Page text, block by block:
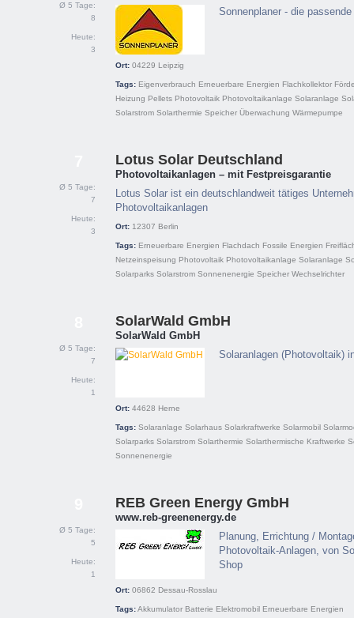
Ø 5 Tage:
8
Heute:
3
Sonnenplaner - die
Ort: 04229 Leipzig
Tags: Eigenverbrauch Erneuerbare Energien Flachkollektor
Heizung Pellets Photovoltaik Photovoltaikanlage Solaranlage
Solarstrom Solarthermie Speicher Überwachung Wärmepumpe
Ø 5 Tage:
7
Heute:
3
Lotus Solar Deutschland
Photovoltaikanlagen – mit Festpreisgarantie
Lotus Solar ist ein deutschlandweit tätiges
Photovoltaikanlagen
Ort: 12307 Berlin
Tags: Erneuerbare Energien Flachdach Fossile Energien
Netzeinspeisung Photovoltaik Photovoltaikanlage Solaranlage
Solarparks Solarstrom Sonnenenergie Speicher Wechselrichter
Ø 5 Tage:
7
Heute:
1
SolarWald GmbH
SolarWald GmbH
Solaranlagen (Photovoltaik)
Ort: 44628 Herne
Tags: Solaranlage Solarhaus Solarkraftwerke Solarmobil
Solarparks Solarstrom Solarthermie Solarthermische Kraftwerke
Sonnenenergie
Ø 5 Tage:
5
Heute:
1
REB Green Energy GmbH
www.reb-greenenergy.de
Planung, Errichtung /
Photovoltaik-Anlagen, von
Shop
Ort: 06862 Dessau-Rosslau
Tags:Akkumulator Batterie Elektromobil Erneuerbare Energien